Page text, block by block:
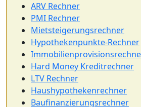
ARV Rechner
PMI Rechner
Mietsteigerungsrechner
Hypothekenpunkte-Rechner
Hard Money Kreditrechner
LTV Rechner
Haushypothekenrechner
Baufinanzierungsrechner